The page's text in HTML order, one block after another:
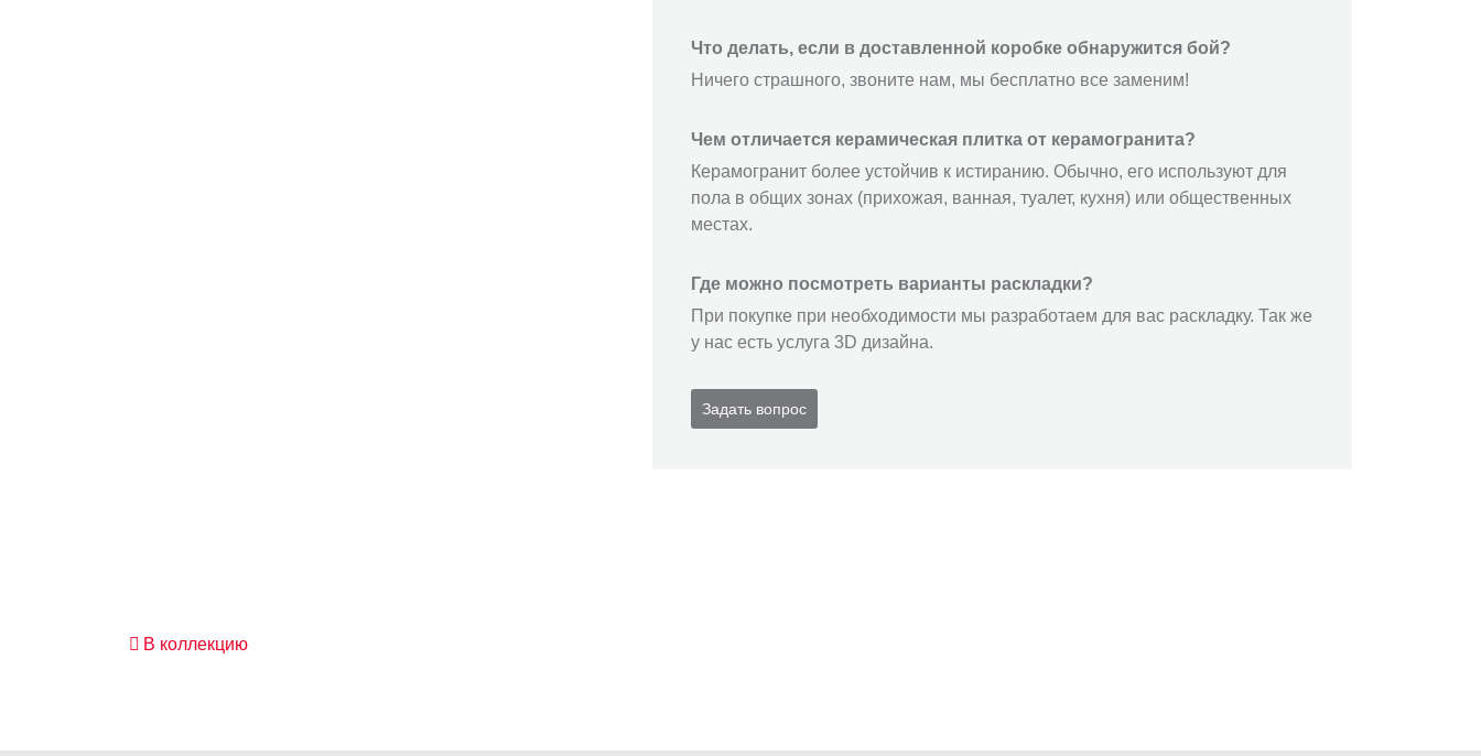
Что делать, если в доставленной коробке обнаружится бой?
Ничего страшного, звоните нам, мы бесплатно все заменим!
Чем отличается керамическая плитка от керамогранита?
Керамогранит более устойчив к истиранию. Обычно, его используют для
пола в общих зонах (прихожая, ванная, туалет, кухня) или общественных
местах.
Где можно посмотреть варианты раскладки?
При покупке при необходимости мы разработаем для вас раскладку. Так же
у нас есть услуга 3D дизайна.
Задать вопрос
В коллекцию